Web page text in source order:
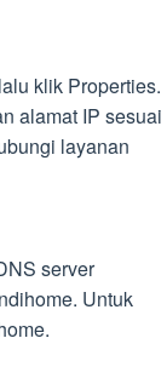
klik Properties.
alamat IP sesuai
layanan
server
Untuk